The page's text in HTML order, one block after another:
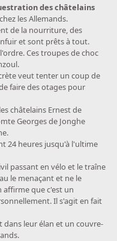
des châtelains
les Allemands.
de la nourriture, des
et sont prêts à tout.
Ces troupes de choc
veut tenter un coup de
faire des otages pour
châtelains Ernest de
Georges de Jonghe
24 heures jusqu'à l'ultime
passant en vélo et le traîne
le menaçant et ne le
affirme que c'est un
Il s'agit en fait
leur élan et un couvre-